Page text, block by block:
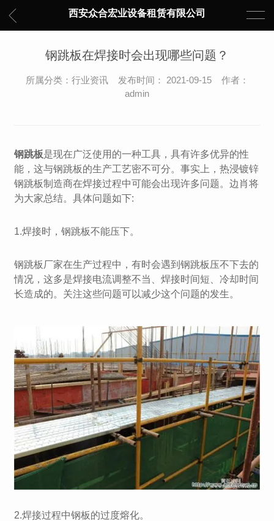
西安众合宏业设备租赁有限公司
钢跳板在焊接时会出现哪些问题？
所属分类：行业资讯 发布时间： 2021-09-15 作者：
admin
钢跳板是现在广泛使用的一种工具，具有许多优异的性
能，这与钢跳板的生产工艺密不可分。事实上，热浸镀锌
钢跳板制造商在焊接过程中可能会出现许多问题。边肖将
为大家总结。具体问题如下:
1.焊接时，钢跳板不能压下。
钢跳板厂家在生产过程中，有时会遇到钢跳板压不下去的
情况，这多是焊接电流调整不当、焊接时间短、冷却时间
长造成的。关注这些问题可以减少这个问题的发生。
2.焊接过程中钢板的过度熔化。